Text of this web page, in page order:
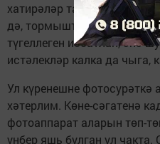
хатирәләр тартмасы бар.
дә, тормыштагы бер генә
түгеллеген исбатлап, әнә
истәлекләр калка да чыга,
Ул күренешне
хәтерлим. Көне-сәгатенә
фотоаппарат аларын төп-
унбер яшь булган ул